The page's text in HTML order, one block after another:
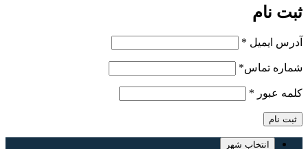
ثبت نام
آدرس ایمیل *
شماره تماس*
کلمه عبور *
ثبت نام
انتخاب شهر